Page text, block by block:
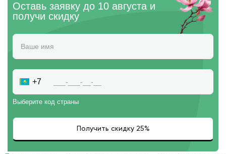
Оставь заявку до 10 августа и
получи скидку
+7
Выберите код страны